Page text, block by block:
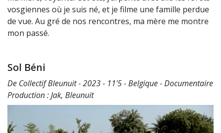
vosgiennes où je suis né, et je filme une famille perdue
de vue. Au gré de nos rencontres, ma mère me montre
mon passé.
Sol Béni
De Collectif Bleunuit - 2023 - 11'5 - Belgique - Documentaire
Production : Jak, Bleunuit